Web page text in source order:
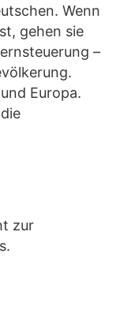
Wenn
gehen sie
–
Europa.
zur